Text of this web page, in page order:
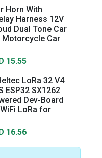
Horn With
Harness 12V
Dual Tone Car
Motorcycle Car
15.55
LoRa 32 V4
ESP32 SX1262
Dev-Board
LoRa for
16.56